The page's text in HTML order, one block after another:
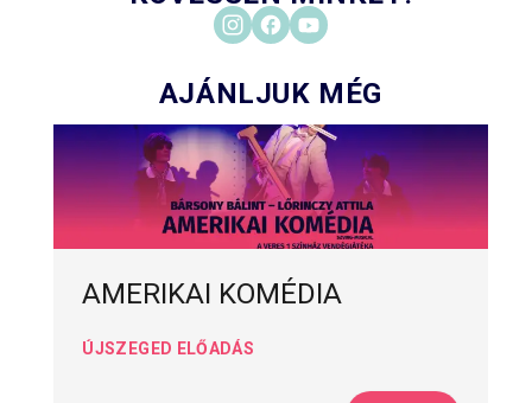
AJÁNLJUK MÉG
AMERIKAI KOMÉDIA
ÚJSZEGED ELŐADÁS